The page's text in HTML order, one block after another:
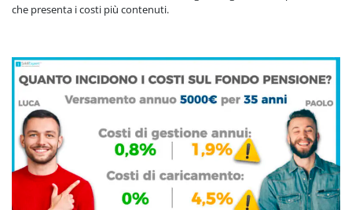
che presenta i costi più contenuti.